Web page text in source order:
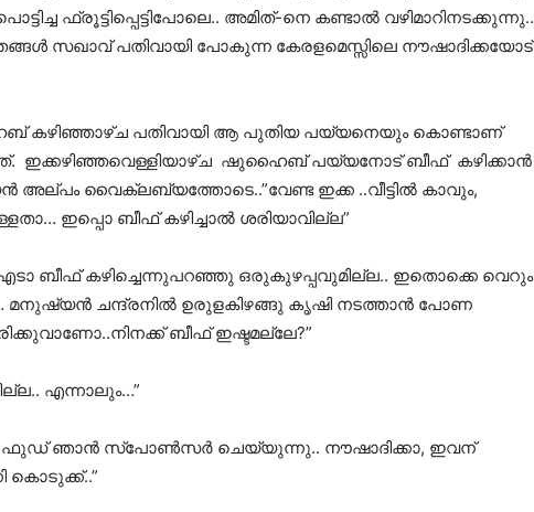
ഫ്രൂട്ടിപ്പെട്ടിപോലെ.. അമിത്-നെ കണ്ടാൽ വഴിമാറിനടക്കുന്നു..
സഖാവ് പതിവായി പോകുന്ന കേരളമെസ്സിലെ നൗഷാദിക്കയോട്
കഴിഞ്ഞാഴ്ച പതിവായി ആ പുതിയ പയ്യനെയും കൊണ്ടാണ്
ഇക്കഴിഞ്ഞവെള്ളിയാഴ്ച ഷുഹൈബ് പയ്യനോട് ബീഫ് കഴിക്കാൻ
വൈക്ലബ്യത്തോടെ..”വേണ്ട ഇക്ക ..വീട്ടിൽ കാവും,
ഇപ്പൊ ബീഫ് കഴിച്ചാൽ ശരിയാവില്ല”
ബീഫ് കഴിച്ചെന്നുപറഞ്ഞു ഒരുകുഴപ്പവുമില്ല.. ഇതൊക്കെ വെറും
മനുഷ്യൻ ചന്ദ്രനിൽ ഉരുളകിഴങ്ങു കൃഷി നടത്താൻ പോണ
ബീഫ് ഇഷ്ടമല്ലേ?”
എന്നാലും…”
ഫുഡ് ഞാൻ സ്പോൺസർ ചെയ്യുന്നു.. നൗഷാദിക്കാ, ഇവന്
കൊടുക്ക്..”